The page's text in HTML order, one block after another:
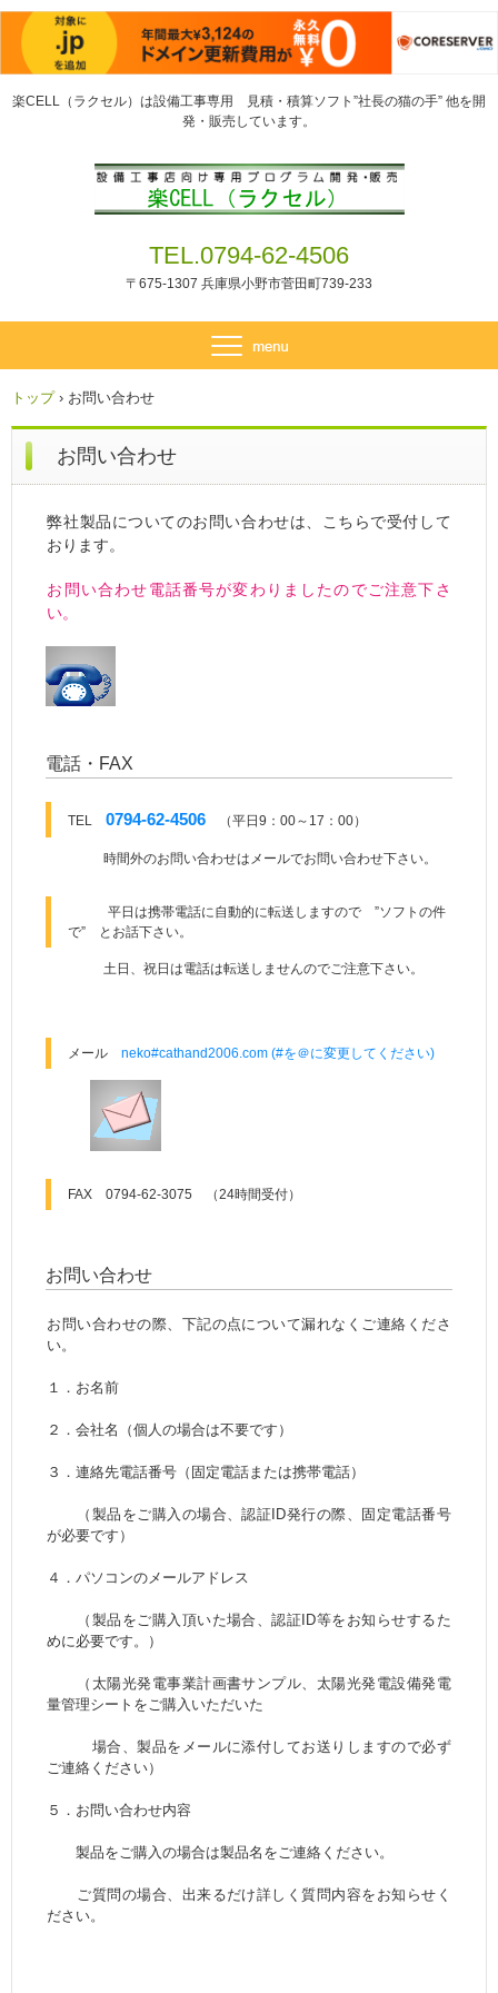
楽CELL（ラクセル）は設備工事専用 見積・積算ソフト”社長の猫の手” 他を開
発・販売しています。
TEL.0794-62-4506
〒675-1307 兵庫県小野市菅田町739-233
トップ › お問い合わせ
お問い合わせ
弊社製品についてのお問い合わせは、こちらで受付して
おります。
お問い合わせ電話番号が変わりましたのでご注意下さ
い。
電話・FAX
TEL 0794-62-4506 （平日9：00～17：00）
時間外のお問い合わせはメールでお問い合わせ下さい。
平日は携帯電話に自動的に転送しますので ”ソフトの件
で” とお話下さい。
土日、祝日は電話は転送しませんのでご注意下さい。
メール neko#cathand2006.com (#を＠に変更してください)
FAX 0794-62-3075 （24時間受付）
お問い合わせ
お問い合わせの際、下記の点について漏れなくご連絡くださ
い。
１．お名前
２．会社名（個人の場合は不要です）
３．連絡先電話番号（固定電話または携帯電話）
（製品をご購入の場合、認証ID発行の際、固定電話番号
が必要です）
４．パソコンのメールアドレス
（製品をご購入頂いた場合、認証ID等をお知らせするた
めに必要です。）
（太陽光発電事業計画書サンプル、太陽光発電設備発電
量管理シートをご購入いただいた
場合、製品をメールに添付してお送りしますので必ず
ご連絡ください）
５．お問い合わせ内容
製品をご購入の場合は製品名をご連絡ください。
ご質問の場合、出来るだけ詳しく質問内容をお知らせく
ださい。